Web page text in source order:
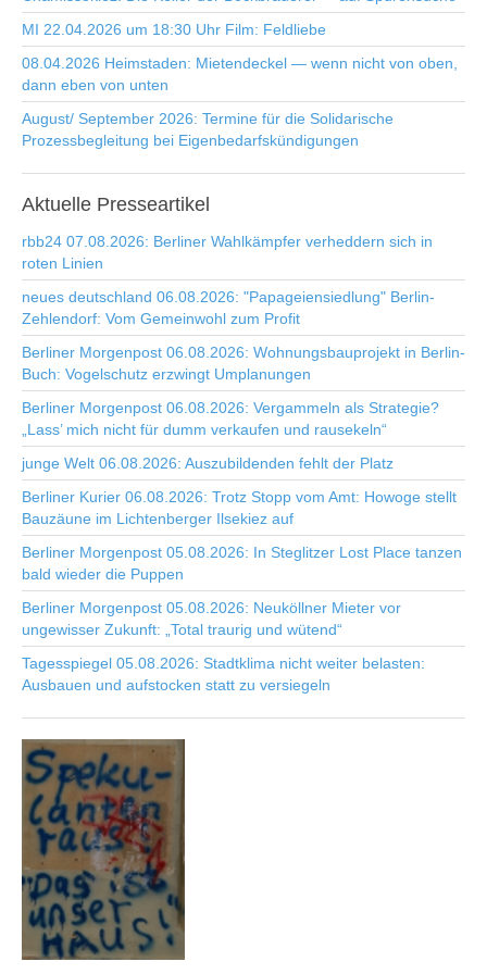
MI 22.04.2026 um 18:30 Uhr Film: Feldliebe
08.04.2026 Heimstaden: Mietendeckel — wenn nicht von oben,
dann eben von unten
August/ September 2026: Termine für die Solidarische
Prozessbegleitung bei Eigenbedarfskündigungen
Aktuelle Presseartikel
rbb24 07.08.2026: Berliner Wahlkämpfer verheddern sich in
roten Linien
neues deutschland 06.08.2026: "Papageiensiedlung" Berlin-
Zehlendorf: Vom Gemeinwohl zum Profit
Berliner Morgenpost 06.08.2026: Wohnungsbauprojekt in Berlin-
Buch: Vogelschutz erzwingt Umplanungen
Berliner Morgenpost 06.08.2026: Vergammeln als Strategie?
„Lass’ mich nicht für dumm verkaufen und rausekeln“
junge Welt 06.08.2026: Auszubildenden fehlt der Platz
Berliner Kurier 06.08.2026: Trotz Stopp vom Amt: Howoge stellt
Bauzäune im Lichtenberger Ilsekiez auf
Berliner Morgenpost 05.08.2026: In Steglitzer Lost Place tanzen
bald wieder die Puppen
Berliner Morgenpost 05.08.2026: Neuköllner Mieter vor
ungewisser Zukunft: „Total traurig und wütend“
Tagesspiegel 05.08.2026: Stadtklima nicht weiter belasten:
Ausbauen und aufstocken statt zu versiegeln